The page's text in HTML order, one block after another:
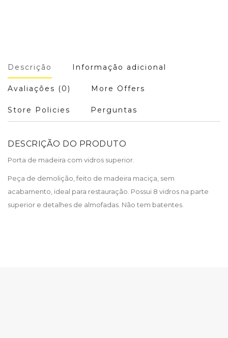
Descrição Informação adicional
Avaliações (0) More Offers
Store Policies Perguntas
DESCRIÇÃO DO PRODUTO
Porta de madeira com vidros superior.
Peça de demolição, feito de madeira maciça, sem
acabamento, ideal para restauração. Possui 8 vidros na parte
superior e detalhes de almofadas. Não tem batentes.